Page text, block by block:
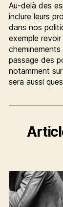
Au-delà des
inclure leurs
dans nos
exemple
passage des
notamment
sera aussi